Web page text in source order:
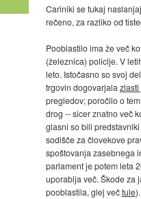
Cariniki se tukaj
rečeno, za razliko od
Pooblastilo ima že več
(železnica) policije. V
leto. Istočasno so svoj
trgovin dogovarjala
pregledov; poročilo o
drog -- sicer znatno več
glasni so bili
sodišče za človekove
spoštovanja zasebnega
parlament je potem leta
uporablja več. Škode za
pooblastila, glej večtule).